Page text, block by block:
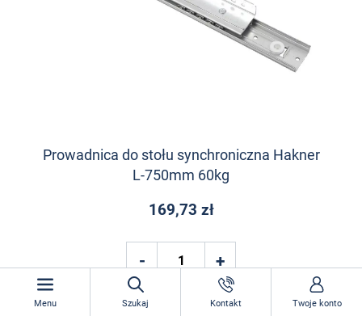
Prowadnica do stołu synchroniczna Hakner
L-750mm 60kg
169,73 zł
Menu Szukaj Kontakt Twoje konto